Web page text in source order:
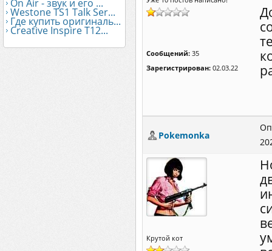
On Air - звук и его ...
Westone TS1 Talk Ser...
Где купить оригиналь...
Creative Inspire T12...
Сообщений: 35
Зарегистрирован: 02.03.22
Pokemonka
Крутой кот